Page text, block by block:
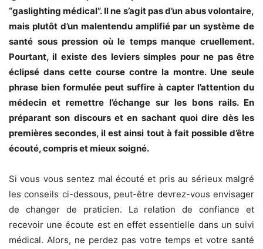
“gaslighting médical”. Il ne s’agit pas d’un abus volontaire,
mais plutôt d’un malentendu amplifié par un système de
santé sous pression où le temps manque cruellement.
Pourtant, il existe des leviers simples pour ne pas être
éclipsé dans cette course contre la montre. Une seule
phrase bien formulée peut suffire à capter l’attention du
médecin et remettre l’échange sur les bons rails. En
préparant son discours et en sachant quoi dire dès les
premières secondes, il est ainsi tout à fait possible d’être
écouté, compris et mieux soigné.
Si vous vous sentez mal écouté et pris au sérieux malgré
les conseils ci-dessous, peut-être devrez-vous envisager
de changer de praticien. La relation de confiance et
recevoir une écoute est en effet essentielle dans un suivi
médical. Alors, ne perdez pas votre temps et votre santé